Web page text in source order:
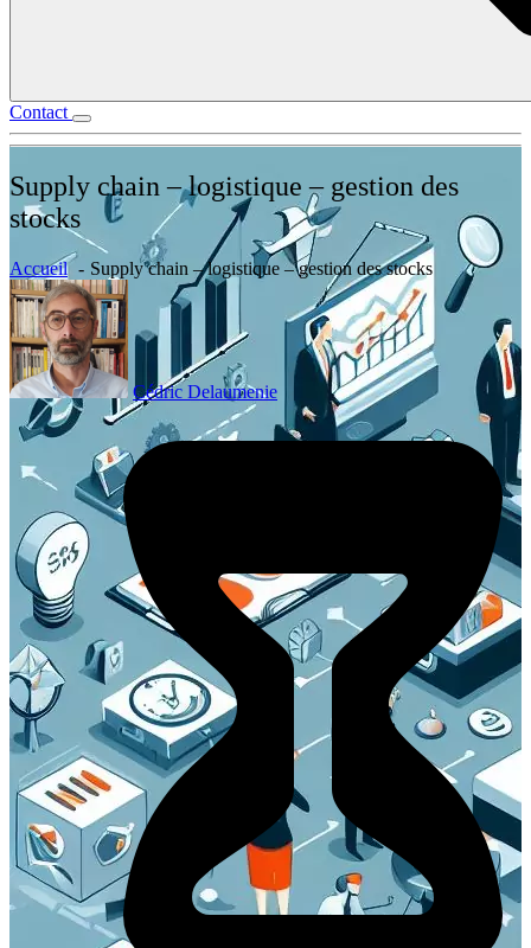
Contact
Supply chain – logistique – gestion des
stocks
Accueil Supply chain – logistique – gestion des stocks
Cédric Delaumenie